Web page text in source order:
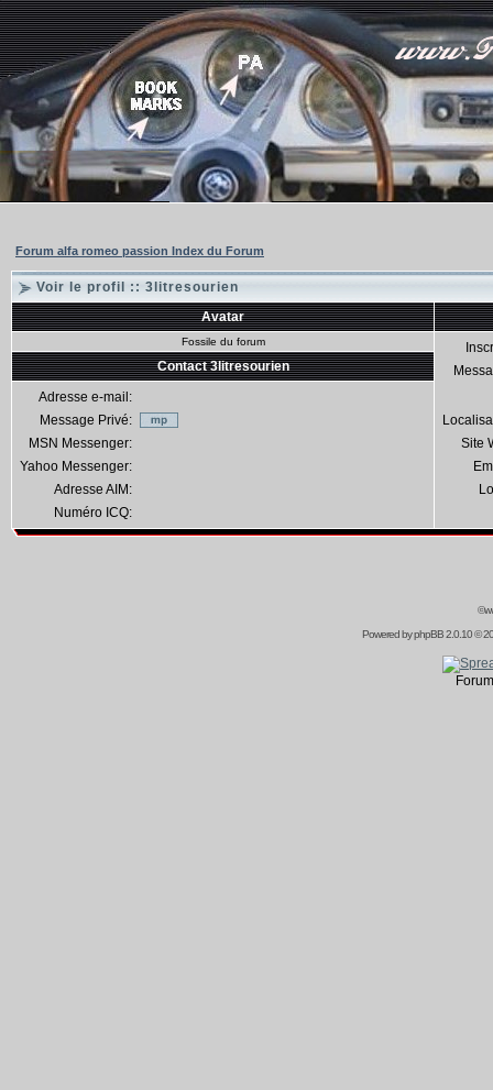
Forum alfa romeo passion Index du Forum
Voir le profil :: 3litresourien
Avatar
Fossile du forum
Site
Contact 3litresourien
Adresse e-mail:
Message Privé:
MSN Messenger:
Yahoo Messenger:
Adresse AIM:
Numéro ICQ:
Powered byphpBB2.0.10 ©